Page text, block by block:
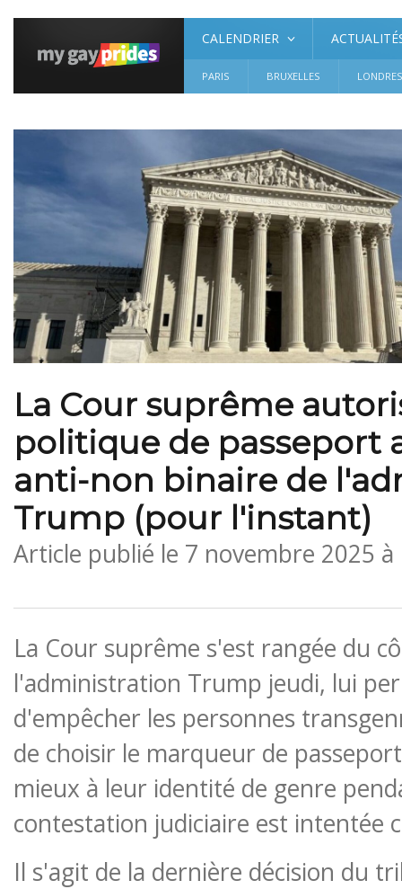
CALENDRIER
PARIS BRUXELLES LONDRES
La Cour suprême
politique de passeport
anti-non binaire de
Trump (pour l'instant)
Article publié le 7 novembre 2025 à
La Cour suprême s'est rangée du
l'administration Trump jeudi, lui
d'empêcher les personnes
de choisir le marqueur de
mieux à leur identité de genre
contestation judiciaire est intentée
Il s'agit de la dernière décision du